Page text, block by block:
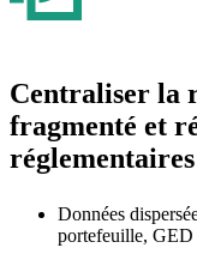
Centraliser la
fragmenté et
réglementaires
Données
portefeuille, GED